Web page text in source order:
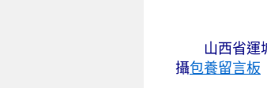
山西省運城
攝包養留言板